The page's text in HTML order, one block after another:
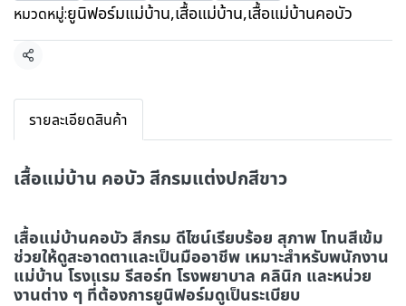
หมวดหมู่:ยูนิฟอร์มแม่บ้าน,เสื้อแม่บ้าน,เสื้อแม่บ้านคอบัว
แชร์
รายละเอียดสินค้า
เสื้อแม่บ้าน คอบัว สีกรมแต่งปกสีขาว
เสื้อแม่บ้านคอบัว สีกรม ดีไซน์เรียบร้อย สุภาพ โทนสีเข้ม
ช่วยให้ดูสะอาดตาและเป็นมืออาชีพ เหมาะสำหรับพนักงาน
แม่บ้าน โรงแรม รีสอร์ท โรงพยาบาล คลินิก และหน่วย
งานต่าง ๆ ที่ต้องการยูนิฟอร์มดูเป็นระเบียบ